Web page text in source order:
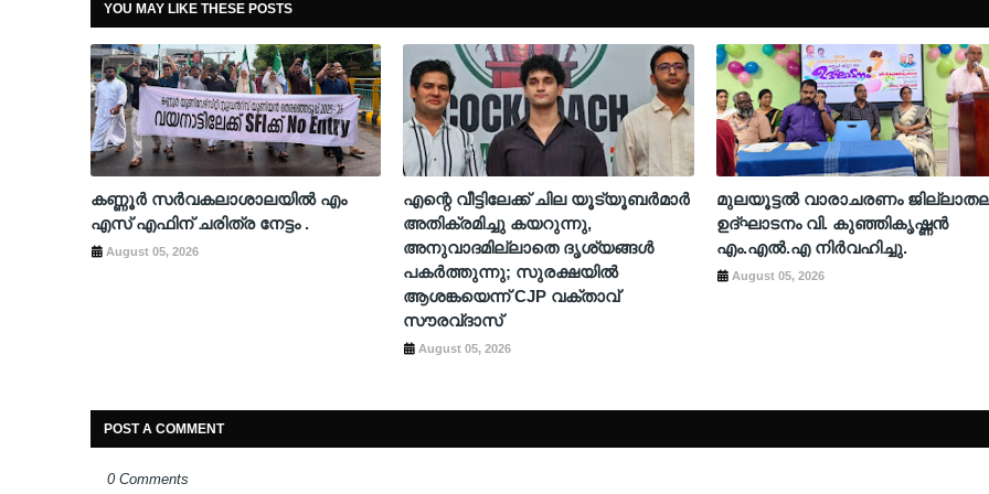
YOU MAY LIKE THESE POSTS
കണ്ണൂർ സർവകലാശാലയിൽ എം
എസ് എഫിന് ചരിത്ര നേട്ടം .
August 05, 2026
എന്റെ വീട്ടിലേക്ക് ചില യൂട്യൂബർമാർ
അതിക്രമിച്ചു കയറുന്നു,
അനുവാദമില്ലാതെ ദൃശ്യങ്ങൾ
പകർത്തുന്നു; സുരക്ഷയിൽ
ആശങ്കയെന്ന് CJP വക്താവ്
സൗരവ്ദാസ്
August 05, 2026
മുലയൂട്ടൽ വാരാചരണം
ഉദ്ഘാടനം വി. കുഞ്ഞികൃഷ്ണൻ
എം.എൽ.എ നിർവഹിച്ചു.
August 05, 2026
POST A COMMENT
0 Comments